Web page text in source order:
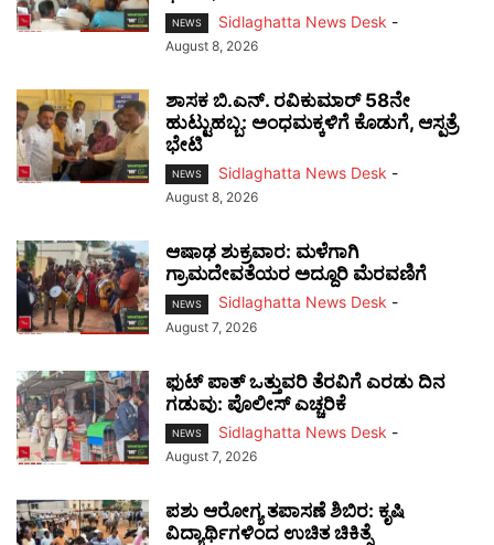
NEWS Sidlaghatta News Desk -
August 8, 2026
ಶಾಸಕ ಬಿ.ಎನ್. ರವಿಕುಮಾರ್ 58ನೇ
ಹುಟ್ಟುಹಬ್ಬ: ಅಂಧಮಕ್ಕಳಿಗೆ ಕೊಡುಗೆ, ಆಸ್ಪತ್ರೆ
ಭೇಟಿ
NEWS Sidlaghatta News Desk -
August 8, 2026
ಆಷಾಢ ಶುಕ್ರವಾರ: ಮಳೆಗಾಗಿ
ಗ್ರಾಮದೇವತೆಯರ ಅದ್ದೂರಿ ಮೆರವಣಿಗೆ
NEWS Sidlaghatta News Desk -
August 7, 2026
ಫುಟ್‌ ಪಾತ್ ಒತ್ತುವರಿ ತೆರವಿಗೆ ಎರಡು ದಿನ
ಗಡುವು: ಪೊಲೀಸ್ ಎಚ್ಚರಿಕೆ
NEWS Sidlaghatta News Desk -
August 7, 2026
ಪಶು ಆರೋಗ್ಯ ತಪಾಸಣೆ ಶಿಬಿರ: ಕೃಷಿ
ವಿದ್ಯಾರ್ಥಿಗಳಿಂದ ಉಚಿತ ಚಿಕಿತ್ಸೆ